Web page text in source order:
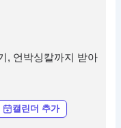
, 언박싱칼까지 받아
캘린더 추가